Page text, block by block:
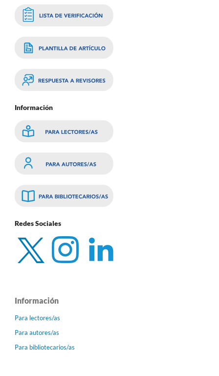
Información
Redes Sociales
Información
Para lectores/as
Para autores/as
Para bibliotecarios/as